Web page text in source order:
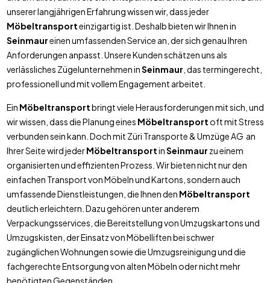
unserer langjährigen Erfahrung wissen wir, dass jeder
Möbeltransporteinzigartig ist. Deshalb bieten wir Ihnen in
Seinmaureinen umfassenden Service an, der sich genau Ihren
Anforderungen anpasst. Unsere Kunden schätzen uns als
verlässliches Zügelunternehmen inSeinmaur , das termingerecht,
professionell und mit vollem Engagement arbeitet.
Ein Möbeltransportbringt viele Herausforderungen mit sich, und
wir wissen, dass die Planung eines Möbeltransportoft mit Stress
verbunden sein kann. Doch mit Züri Transporte & Umzüge AG an
Ihrer Seite wird jederMöbeltransportinSeinmaur zu einem
organisierten und effizienten Prozess. Wir bieten nicht nur den
einfachen Transport von Möbeln und Kartons, sondern auch
umfassende Dienstleistungen, die Ihnen den Möbeltransport
deutlich erleichtern. Dazu gehören unter anderem
Verpackungsservices, die Bereitstellung von Umzugskartons und
Umzugskisten, der Einsatz von Möbelliften bei schwer
zugänglichen Wohnungen sowie die Umzugsreinigung und die
fachgerechte Entsorgung von alten Möbeln oder nicht mehr
benötigten Gegenständen.